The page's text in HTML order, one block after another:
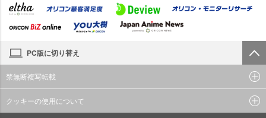
PC版に切り替え
禁無断複写転載
クッキーの使用について